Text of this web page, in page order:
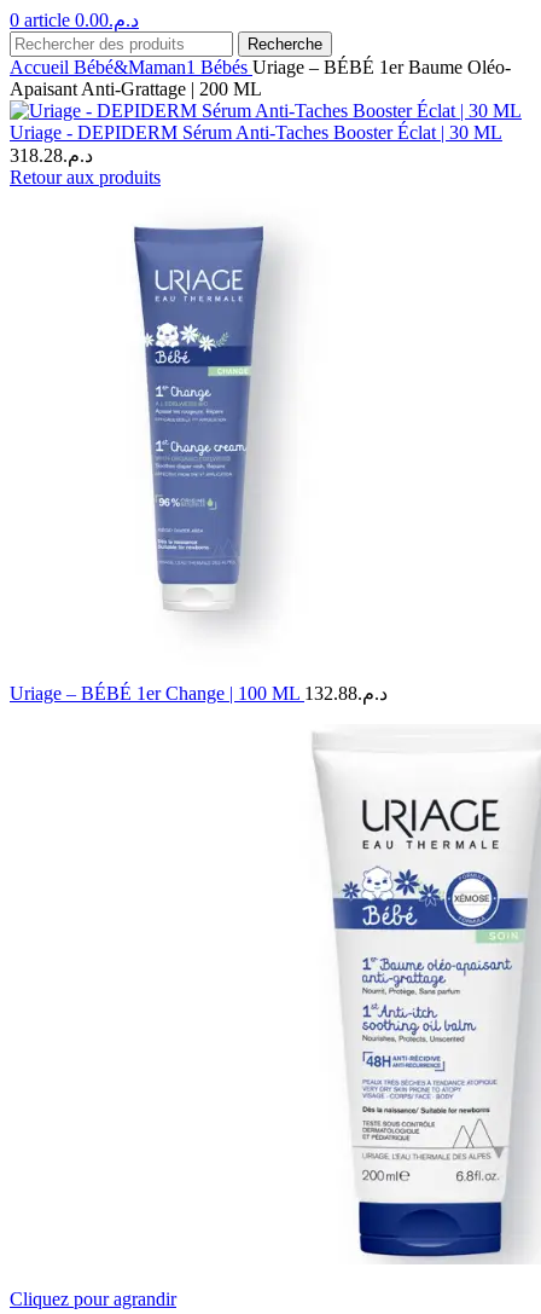
0 article د.م.0.00
Recherche
Accueil Bébé&Maman1 Bébés Uriage – BÉBÉ 1er Baume Oléo-
Apaisant Anti-Grattage | 200 ML
Uriage - DEPIDERM Sérum Anti-Taches Booster Éclat | 30 ML
د.م.318.28
Retour aux produits
Uriage – BÉBÉ 1er Change | 100 ML د.م.132.88
Cliquez pour agrandir